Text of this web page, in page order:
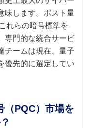
味します。ポスト量
れらの暗号標準を
専門的な統合サービ
チームは現在、量子
優先的に選定してい
（PQC）市場を